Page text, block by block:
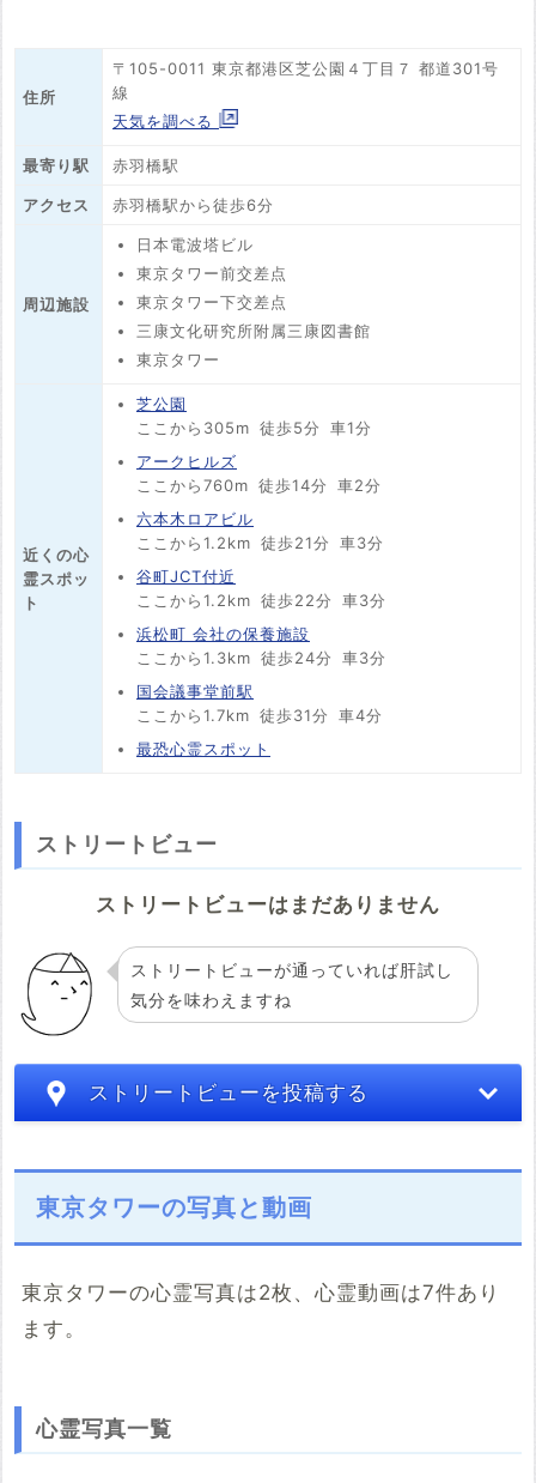
住所
〒105-0011 東京都港区芝公園４丁目７ 都道301号
線
天気を調べる
最寄り駅 赤羽橋駅
アクセス 赤羽橋駅から徒歩6分
周辺施設
日本電波塔ビル
東京タワー前交差点
東京タワー下交差点
三康文化研究所附属三康図書館
東京タワー
近くの心
霊スポッ
ト
芝公園
ここから305m 徒歩5分
車1分
アークヒルズ
ここから760m 徒歩14分
車2分
六本木ロアビル
ここから1.2km 徒歩21分
車3分
谷町JCT付近
ここから1.2km 徒歩22分
車3分
浜松町 会社の保養施設
ここから1.3km 徒歩24分
車3分
国会議事堂前駅
ここから1.7km 徒歩31分
車4分
最恐心霊スポット
ストリートビュー
ストリートビューはまだありません
ストリートビューが通っていれば肝試し
気分を味わえますね
ストリートビューを投稿する
※「共有HTML」はパソコンでしか取得できないようです
東京タワーの写真と動画
東京タワーの心霊写真は2枚、心霊動画は7件あり
ます。
心霊写真一覧